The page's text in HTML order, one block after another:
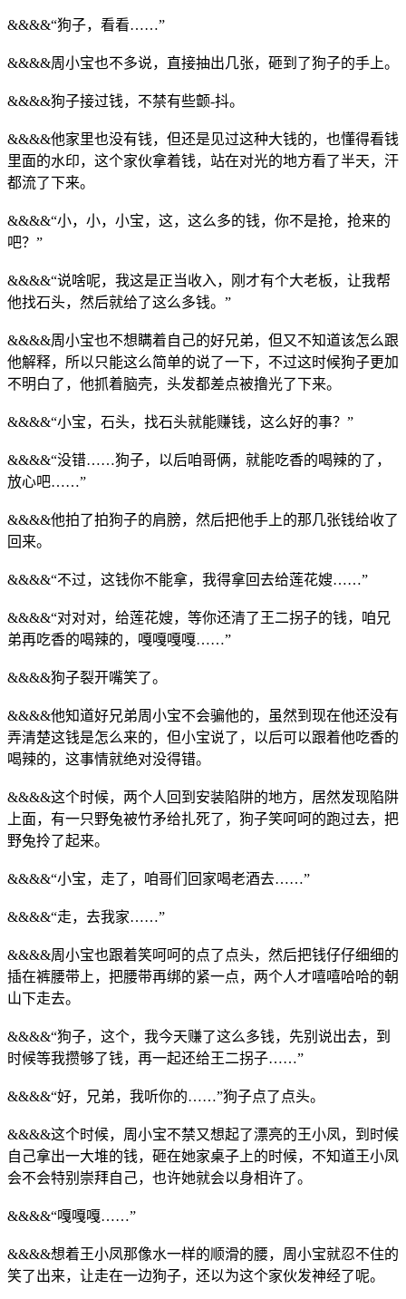
&&&&“狗子，看看……”
&&&&周小宝也不多说，直接抽出几张，砸到了狗子的手上。
&&&&狗子接过钱，不禁有些颤-抖。
&&&&他家里也没有钱，但还是见过这种大钱的，也懂得看钱
里面的水印，这个家伙拿着钱，站在对光的地方看了半天，汗
都流了下来。
&&&&“小，小，小宝，这，这么多的钱，你不是抢，抢来的
吧？”
&&&&“说啥呢，我这是正当收入，刚才有个大老板，让我帮
他找石头，然后就给了这么多钱。”
&&&&周小宝也不想瞒着自己的好兄弟，但又不知道该怎么跟
他解释，所以只能这么简单的说了一下，不过这时候狗子更加
不明白了，他抓着脑壳，头发都差点被撸光了下来。
&&&&“小宝，石头，找石头就能赚钱，这么好的事？”
&&&&“没错……狗子，以后咱哥俩，就能吃香的喝辣的了，
放心吧……”
&&&&他拍了拍狗子的肩膀，然后把他手上的那几张钱给收了
回来。
&&&&“不过，这钱你不能拿，我得拿回去给莲花嫂……”
&&&&“对对对，给莲花嫂，等你还清了王二拐子的钱，咱兄
弟再吃香的喝辣的，嘎嘎嘎嘎……”
&&&&狗子裂开嘴笑了。
&&&&他知道好兄弟周小宝不会骗他的，虽然到现在他还没有
弄清楚这钱是怎么来的，但小宝说了，以后可以跟着他吃香的
喝辣的，这事情就绝对没得错。
&&&&这个时候，两个人回到安装陷阱的地方，居然发现陷阱
上面，有一只野兔被竹矛给扎死了，狗子笑呵呵的跑过去，把
野兔拎了起来。
&&&&“小宝，走了，咱哥们回家喝老酒去……”
&&&&“走，去我家……”
&&&&周小宝也跟着笑呵呵的点了点头，然后把钱仔仔细细的
插在裤腰带上，把腰带再绑的紧一点，两个人才嘻嘻哈哈的朝
山下走去。
&&&&“狗子，这个，我今天赚了这么多钱，先别说出去，到
时候等我攒够了钱，再一起还给王二拐子……”
&&&&“好，兄弟，我听你的……”狗子点了点头。
&&&&这个时候，周小宝不禁又想起了漂亮的王小凤，到时候
自己拿出一大堆的钱，砸在她家桌子上的时候，不知道王小凤
会不会特别崇拜自己，也许她就会以身相许了。
&&&&“嘎嘎嘎……”
&&&&想着王小凤那像水一样的顺滑的腰，周小宝就忍不住的
笑了出来，让走在一边狗子，还以为这个家伙发神经了呢。